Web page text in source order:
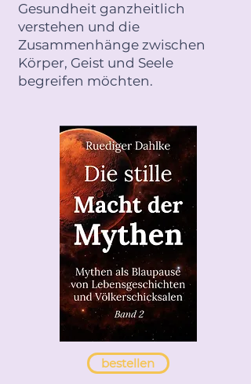
Gesundheit ganzheitlich
verstehen und die
Zusammenhänge zwischen
Körper, Geist und Seele
begreifen möchten.
bestellen